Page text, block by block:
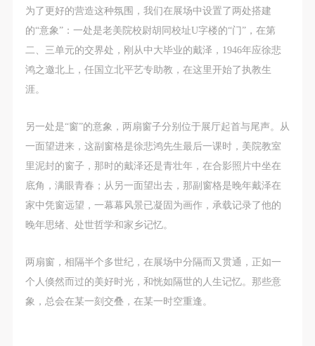
为了更好的营造这种氛围，我们在展场中设置了两处搭建
的“意象”：一处是老美院校尉胡同校址U字楼的“门”，在第
二、三单元的交界处，刚从中大毕业的戴泽，1946年应徐悲
鸿之邀北上，任国立北平艺专助教，在这里开始了执教生
涯。
另一处是“窗”的意象，两扇窗子分别位于展厅起首与尾声。从
一面望进来，这副窗格是徐悲鸿先生最后一课时，美院教室
里泥封的窗子，那时的戴泽还是青壮年，在合影照片中坐在
底角，满眼青春；从另一面望出去，那副窗格是晚年戴泽在
家中凭窗远望，一幕幕风景已凝固为画作，承载记录了他的
晚年思绪、处世哲学和家乡记忆。
两扇窗，相隔半个多世纪，在展场中分隔而又贯通，正如一
个人倏然而过的美好时光，和恍如隔世的人生记忆。那些意
象，总会在某一刻交叠，在某一时空重逢。
方）的权利义务关系，经双方友好协商，甲乙双方就
带有甲方肖像的作品的使用达成如下一致协议：
一、 一般约定
（1）、甲方为本协议中的肖像权人，自愿将自己的
肖像权许可乙方作符合本协议约定和法律规定的用
（2）、乙方中央美术学院美术馆是一所具有标志
性、专业性、国际化的现代公共美术馆。中央美术学
院美术馆与时代同行，努力塑造一个开放、自由、学
术的空间氛围，竭诚与各单位、企业、机构、艺术家
和观众进行良好互动。以学院的学术研究为基础，积
极策划国际、国内多视角、多领域的展览、论坛及公
提供一个交流、学习、展示的平台。作为一家公益性
单位，其开展的公共教育活动以学术性和公益性为
主。
方）的权利义务关系，经双方友好协商，甲乙双方就
带有甲方肖像的作品的使用达成如下一致协议：
一、 一般约定
（1）、甲方为本协议中的肖像权人，自愿将自己的
肖像权许可乙方作符合本协议约定和法律规定的用
（2）、乙方中央美术学院美术馆是一所具有标志
性、专业性、国际化的现代公共美术馆。中央美术学
院美术馆与时代同行，努力塑造一个开放、自由、学
术的空间氛围，竭诚与各单位、企业、机构、艺术家
和观众进行良好互动。以学院的学术研究为基础，积
极策划国际、国内多视角、多领域的展览、论坛及公
提供一个交流、学习、展示的平台。作为一家公益性
单位，其开展的公共教育活动以学术性和公益性为
主。
方）的权利义务关系，经双方友好协商，甲乙双方就
带有甲方肖像的作品的使用达成如下一致协议：
一、 一般约定
（1）、甲方为本协议中的肖像权人，自愿将自己的
肖像权许可乙方作符合本协议约定和法律规定的用
（2）、乙方中央美术学院美术馆是一所具有标志
性、专业性、国际化的现代公共美术馆。中央美术学
院美术馆与时代同行，努力塑造一个开放、自由、学
术的空间氛围，竭诚与各单位、企业、机构、艺术家
和观众进行良好互动。以学院的学术研究为基础，积
极策划国际、国内多视角、多领域的展览、论坛及公
提供一个交流、学习、展示的平台。作为一家公益性
单位，其开展的公共教育活动以学术性和公益性为
主。